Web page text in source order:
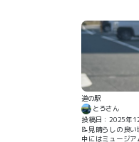
道の駅
とろさん
投稿日：2025年
📝見晴らしの良
中にはミュージ